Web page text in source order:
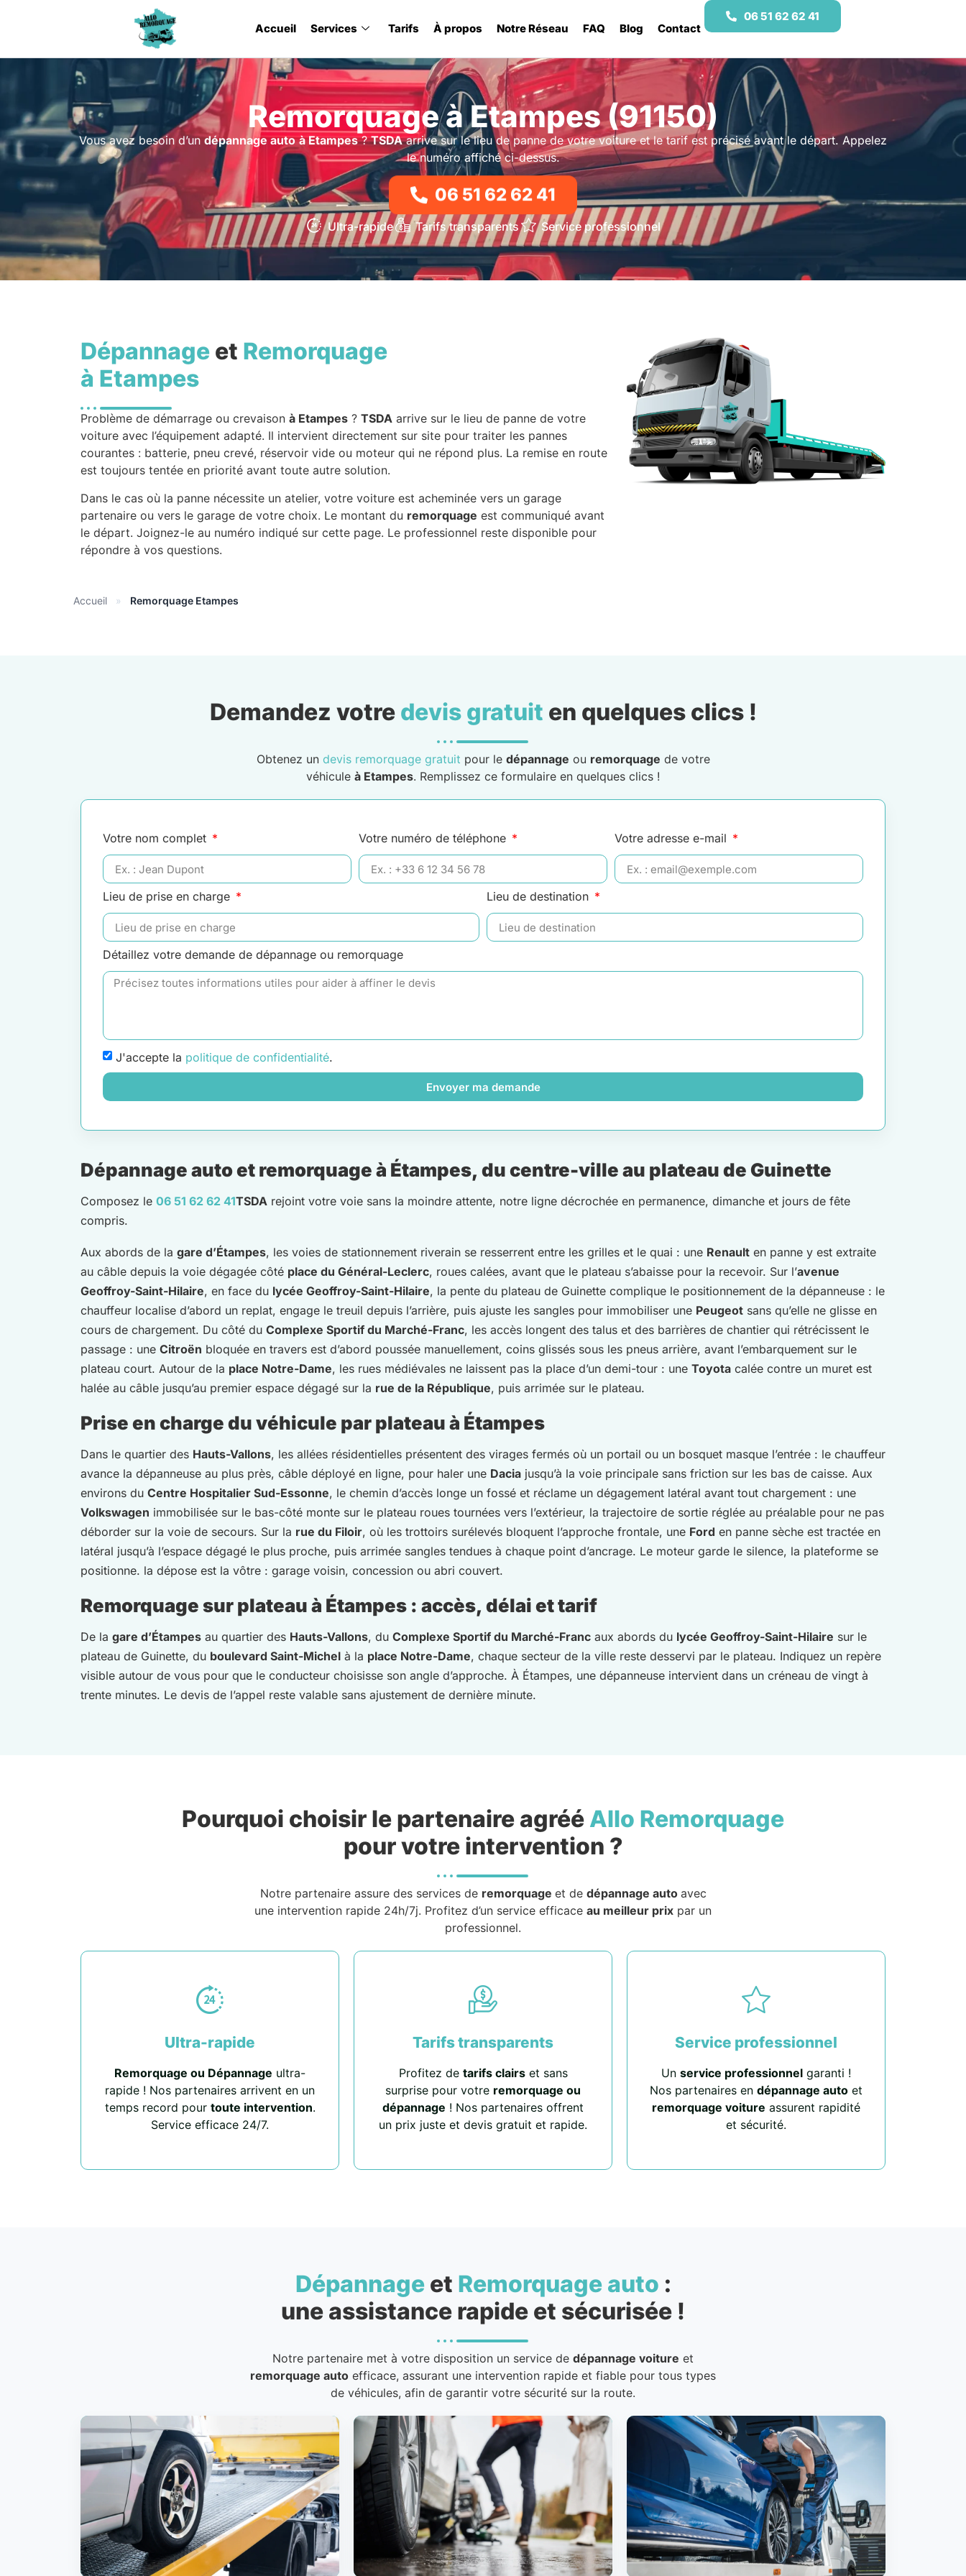
Accueil Services Tarifs À propos Notre Réseau FAQ Blog Contact
06 51 62 62 41
Remorquage à Etampes (91150)
Vous avez besoin d’undépannage auto à Etampes?TSDAarrive sur le lieu de panne de votre voiture et le tarif est précisé avant le départ. Appelez
le numéro affiché ci-dessus.
06 51 62 62 41
Ultra-rapide Tarifs transparents Service professionnel
Dépannage et Remorquage
à Etampes
Problème de démarrage ou crevaison à Etampes ? TSDA arrive sur le lieu de panne de votre
voiture avec l’équipement adapté. Il intervient directement sur site pour traiter les pannes
courantes : batterie, pneu crevé, réservoir vide ou moteur qui ne répond plus. La remise en route
est toujours tentée en priorité avant toute autre solution.
Dans le cas où la panne nécessite un atelier, votre voiture est acheminée vers un garage
partenaire ou vers le garage de votre choix. Le montant du remorquage est communiqué avant
le départ. Joignez-le au numéro indiqué sur cette page. Le professionnel reste disponible pour
répondre à vos questions.
Accueil » Remorquage Etampes
Demandez votre devis gratuit en quelques clics !
Obtenez un devis remorquage gratuit pour le dépannage ou remorquage de votre
véhicule à Etampes. Remplissez ce formulaire en quelques clics !
Votre nom complet Votre numéro de téléphone Votre adresse e-mail
Lieu de prise en charge Lieu de destination
Détaillez votre demande de dépannage ou remorquage
J'accepte la politique de confidentialité.
Envoyer ma demande
Dépannage auto et remorquage à Étampes, du centre-ville au plateau de Guinette
Composez le 06 51 62 62 41TSDA rejoint votre voie sans la moindre attente, notre ligne décrochée en permanence, dimanche et jours de fête
compris.
Aux abords de la gare d’Étampes, les voies de stationnement riverain se resserrent entre les grilles et le quai : une Renault en panne y est extraite
au câble depuis la voie dégagée côté place du Général-Leclerc, roues calées, avant que le plateau s’abaisse pour la recevoir. Sur l’avenue
Geoffroy-Saint-Hilaire, en face du lycée Geoffroy-Saint-Hilaire, la pente du plateau de Guinette complique le positionnement de la dépanneuse : le
chauffeur localise d’abord un replat, engage le treuil depuis l’arrière, puis ajuste les sangles pour immobiliser une Peugeot sans qu’elle ne glisse en
cours de chargement. Du côté du Complexe Sportif du Marché-Franc, les accès longent des talus et des barrières de chantier qui rétrécissent le
passage : une Citroën bloquée en travers est d’abord poussée manuellement, coins glissés sous les pneus arrière, avant l’embarquement sur le
plateau court. Autour de la place Notre-Dame, les rues médiévales ne laissent pas la place d’un demi-tour : une Toyota calée contre un muret est
halée au câble jusqu’au premier espace dégagé sur la rue de la République, puis arrimée sur le plateau.
Prise en charge du véhicule par plateau à Étampes
Dans le quartier des Hauts-Vallons, les allées résidentielles présentent des virages fermés où un portail ou un bosquet masque l’entrée : le chauffeur
avance la dépanneuse au plus près, câble déployé en ligne, pour haler une Dacia jusqu’à la voie principale sans friction sur les bas de caisse. Aux
environs du Centre Hospitalier Sud-Essonne, le chemin d’accès longe un fossé et réclame un dégagement latéral avant tout chargement : une
Volkswagen immobilisée sur le bas-côté monte sur le plateau roues tournées vers l’extérieur, la trajectoire de sortie réglée au préalable pour ne pas
déborder sur la voie de secours. Sur la rue du Filoir, où les trottoirs surélevés bloquent l’approche frontale, une Ford en panne sèche est tractée en
latéral jusqu’à l’espace dégagé le plus proche, puis arrimée sangles tendues à chaque point d’ancrage. Le moteur garde le silence, la plateforme se
positionne. la dépose est la vôtre : garage voisin, concession ou abri couvert.
Remorquage sur plateau à Étampes : accès, délai et tarif
De la gare d’Étampes au quartier des Hauts-Vallons, du Complexe Sportif du Marché-Franc aux abords du lycée Geoffroy-Saint-Hilaire sur le
plateau de Guinette, du boulevard Saint-Michel à la place Notre-Dame, chaque secteur de la ville reste desservi par le plateau. Indiquez un repère
visible autour de vous pour que le conducteur choisisse son angle d’approche. À Étampes, une dépanneuse intervient dans un créneau de vingt à
trente minutes. Le devis de l’appel reste valable sans ajustement de dernière minute.
Pourquoi choisir le partenaire agréé Allo Remorquage
pour votre intervention ?
Notre partenaire assure des services de remorquage et de dépannage auto avec
une intervention rapide 24h/7j. Profitez d’un service efficace au meilleur prix par un
professionnel.
Ultra-rapide
Remorquage ou Dépannage ultra-
rapide ! Nos partenaires arrivent en un
temps record pour toute intervention.
Service efficace 24/7.
Tarifs transparents
Profitez de tarifs clairset sans
surprise pour votre remorquage ou
dépannage ! Nos partenaires offrent
un prix juste et devis gratuit et rapide.
Service professionnel
Un service professionnel garanti !
Nos partenaires en dépannage auto et
remorquage voiture assurent rapidité
et sécurité.
Dépannageet Remorquage auto :
une assistance rapide et sécurisée !
Notre partenaire met à votre disposition un service de dépannage voiture et
remorquage auto efficace, assurant une intervention rapide et fiable pour tous types
de véhicules, afin de garantir votre sécurité sur la route.